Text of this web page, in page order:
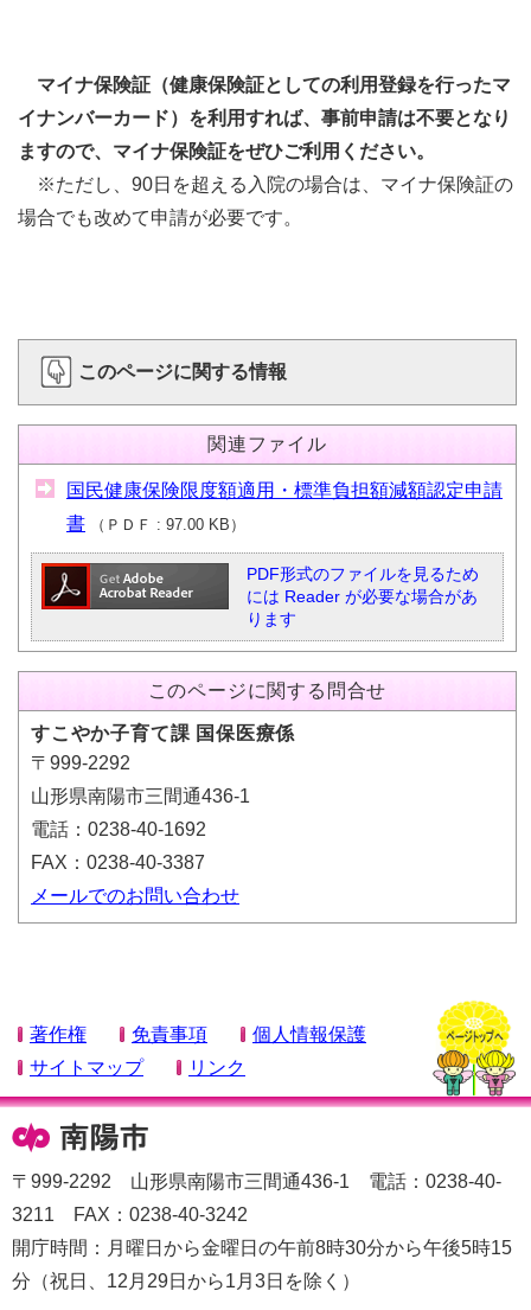
マイナ保険証（健康保険証としての利用登録を行ったマ
イナンバーカード）を利用すれば、事前申請は不要となり
ますので、マイナ保険証をぜひご利用ください。
※ただし、90日を超える入院の場合は、マイナ保険証の
場合でも改めて申請が必要です。
このページに関する情報
関連ファイル
国民健康保険限度額適用・標準負担額減額認定申請
書
（ ＰＤＦ 97.00 KB ）
PDF形式のファイルを見るため
には Reader が必要な場合があ
ります
このページに関する問合せ
すこやか子育て課 国保医療係
〒999-2292
山形県南陽市三間通436-1
電話：0238-40-1692
FAX：0238-40-3387
メールでのお問い合わせ
著作権 免責事項
個人情報保護
サイトマップ
リンク
〒999-2292 山形県南陽市三間通436-1 電話：0238-40-
3211 FAX：0238-40-3242
開庁時間：月曜日から金曜日の午前8時30分から午後5時15
分（祝日、12月29日から1月3日を除く）